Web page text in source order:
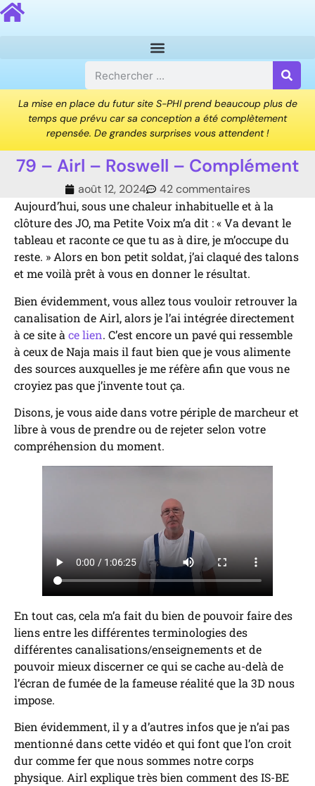
La mise en place du futur site S-PHI prend beaucoup plus de
temps que prévu car sa conception a été complètement
repensée. De grandes surprises vous attendent !
79 – Airl – Roswell – Complément
août 12, 2024
42 commentaires
Aujourd’hui, sous une chaleur inhabituelle et à la
clôture des JO, ma Petite Voix m’a dit : « Va devant le
tableau et raconte ce que tu as à dire, je m’occupe du
reste. » Alors en bon petit soldat, j’ai claqué des talons
et me voilà prêt à vous en donner le résultat.
Bien évidemment, vous allez tous vouloir retrouver la
canalisation de Airl, alors je l’ai intégrée directement
à ce site à ce lien. C’est encore un pavé qui ressemble
à ceux de Naja mais il faut bien que je vous alimente
des sources auxquelles je me réfère afin que vous ne
croyiez pas que j’invente tout ça.
Disons, je vous aide dans votre périple de marcheur et
libre à vous de prendre ou de rejeter selon votre
compréhension du moment.
En tout cas, cela m’a fait du bien de pouvoir faire des
liens entre les différentes terminologies des
différentes canalisations/enseignements et de
pouvoir mieux discerner ce qui se cache au-delà de
l’écran de fumée de la fameuse réalité que la 3D nous
impose.
Bien évidemment, il y a d’autres infos que je n’ai pas
mentionné dans cette vidéo et qui font que l’on croit
dur comme fer que nous sommes notre corps
physique. Airl explique très bien comment des IS-BE